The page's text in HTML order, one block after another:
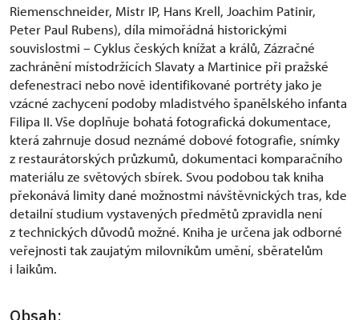
Riemenschneider, Mistr IP, Hans Krell, Joachim Patinir,
Peter Paul Rubens), díla mimořádná historickými
souvislostmi – Cyklus českých knížat a králů, Zázračné
zachránění místodržících Slavaty a Martinice při pražské
defenestraci nebo nově identifikované portréty jako je
vzácné zachycení podoby mladistvého španělského infanta
Filipa II. Vše doplňuje bohatá fotografická dokumentace,
která zahrnuje dosud neznámé dobové fotografie, snímky
z restaurátorských průzkumů, dokumentaci komparačního
materiálu ze světových sbírek. Svou podobou tak kniha
překonává limity dané možnostmi návštěvnických tras, kde
detailní studium vystavených předmětů zpravidla není
z technických důvodů možné. Kniha je určena jak odborné
veřejnosti tak zaujatým milovníkům umění, sběratelům
i laikům.